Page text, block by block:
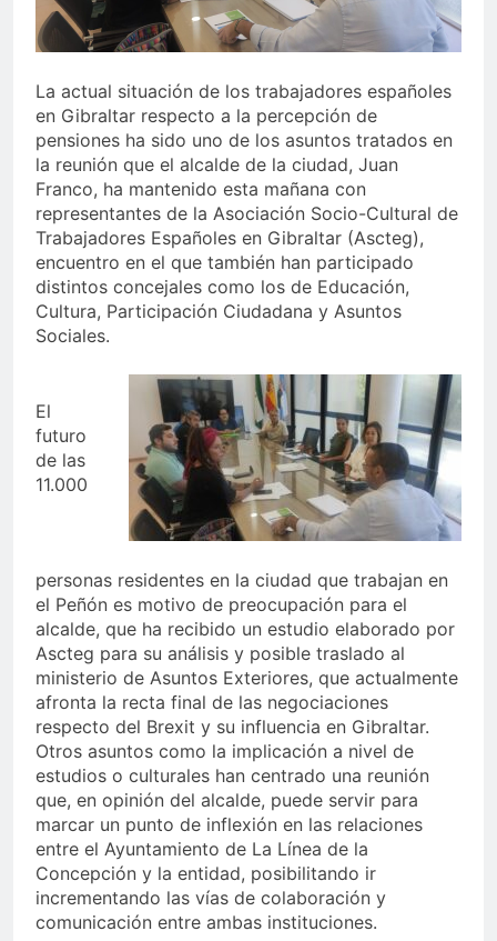
echa el cierre con éxito
rotundo
1 Semana Atrás
Banco de Alimentos del
Campo de Gibraltar renuevan
su convenio de colaboración
1 Semana Atrás
Tráfico especial para
despedir la feria. Ojo si vas
a Santa Bárbara
2 Semanas Atrás
La feria se despide por todo
lo alto: Antonio José,
fuegos artificiales y música
hasta el amanecer
2 Semanas Atrás
La actual situación de los trabajadores españoles
en Gibraltar respecto a la percepción de
pensiones ha sido uno de los asuntos tratados en
la reunión que el alcalde de la ciudad, Juan
Franco, ha mantenido esta mañana con
representantes de la Asociación Socio-Cultural de
Trabajadores Españoles en Gibraltar (Ascteg),
encuentro en el que también han participado
distintos concejales como los de Educación,
Cultura, Participación Ciudadana y Asuntos
Sociales.
El
futuro
de las
11.000
personas residentes en la ciudad que trabajan en
el Peñón es motivo de preocupación para el
alcalde, que ha recibido un estudio elaborado por
Ascteg para su análisis y posible traslado al
ministerio de Asuntos Exteriores, que actualmente
afronta la recta final de las negociaciones
respecto del Brexit y su influencia en Gibraltar.
Otros asuntos como la implicación a nivel de
estudios o culturales han centrado una reunión
que, en opinión del alcalde, puede servir para
marcar un punto de inflexión en las relaciones
entre el Ayuntamiento de La Línea de la
Concepción y la entidad, posibilitando ir
incrementando las vías de colaboración y
comunicación entre ambas instituciones.